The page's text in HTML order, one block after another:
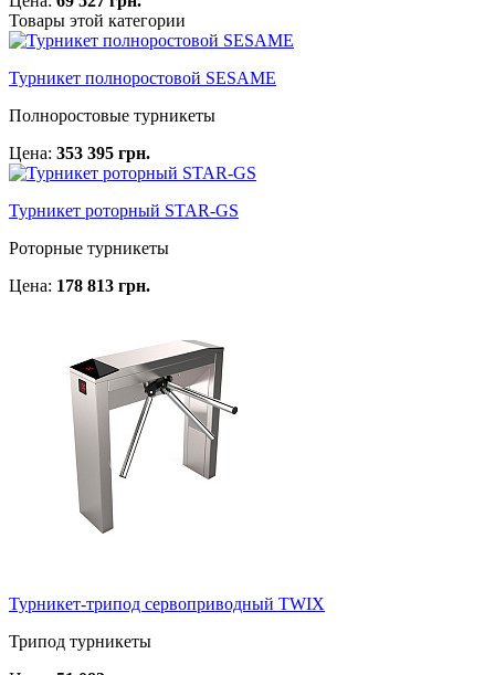
Товары этой категории
Турникет полноростовой SESAME
Полноростовые турникеты
Цена: 353 395 грн.
Турникет роторный STAR-GS
Роторные турникеты
Цена: 178 813 грн.
Турникет-трипод сервоприводный TWIX
Трипод турникеты